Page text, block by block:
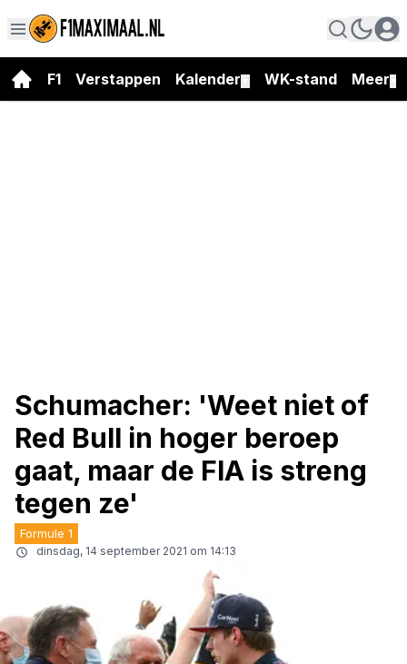
F1 Verstappen Kalender WK-stand Meer
Schumacher: 'Weet niet of
Red Bull in hoger beroep
gaat, maar de FIA is streng
tegen ze'
Formule 1
dinsdag, 14 september 2021 om 14:13